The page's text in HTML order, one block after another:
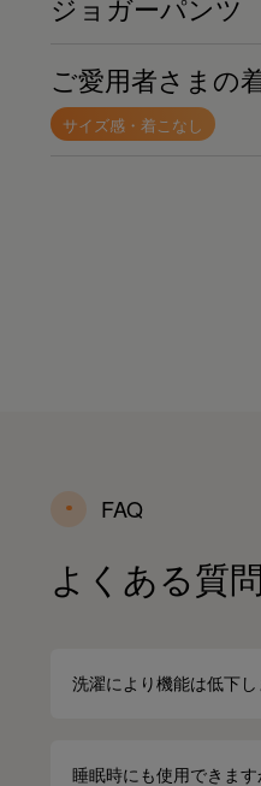
ジョガーパンツ
ご愛用者さまの
サイズ感・着こなし
FAQ
よくある質問
洗濯により機能は低下し
睡眠時にも使用できます